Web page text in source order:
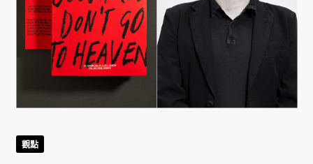
觀點